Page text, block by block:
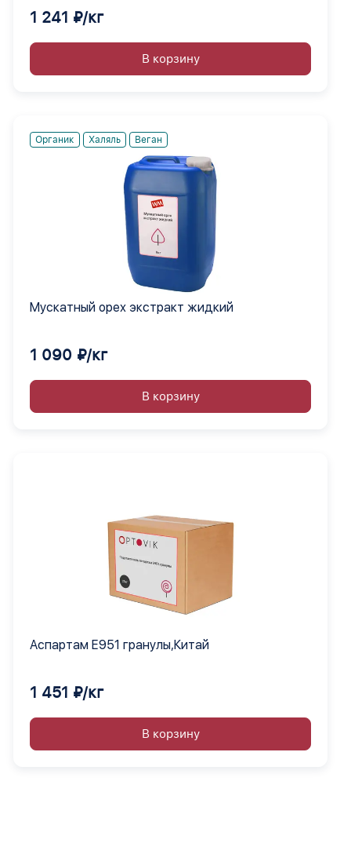
1 241 ₽/кг
В корзину
Органик Халяль Веган
Мускатный орех экстракт жидкий
1 090 ₽/кг
В корзину
Аспартам Е951 гранулы,Китай
1 451 ₽/кг
В корзину